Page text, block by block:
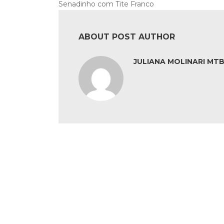
Senadinho com Tite Franco
ABOUT POST AUTHOR
JULIANA MOLINARI